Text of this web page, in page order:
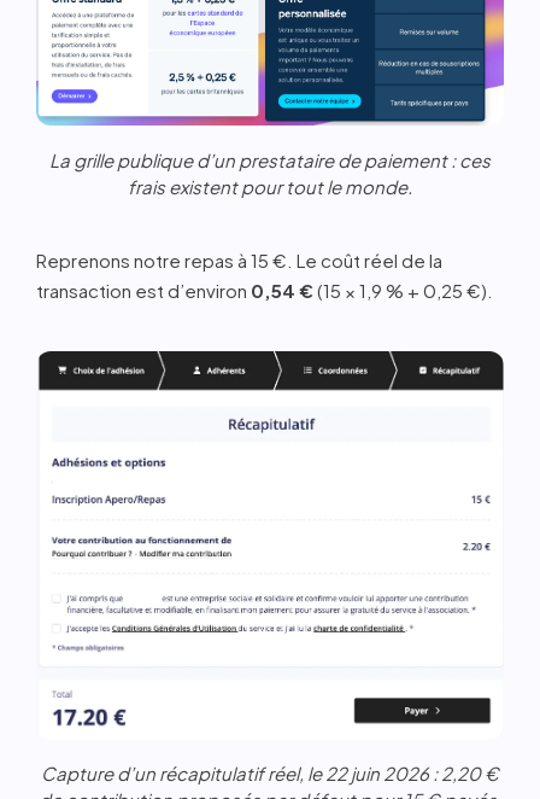
La grille publique d’un prestataire de paiement : ces
frais existent pour tout le monde.
Reprenons notre repas à 15 €. Le coût réel de la
transaction est d’environ 0,54 €(15 × 1,9 % + 0,25 €).
Capture d’un récapitulatif réel, le 22 juin 2026 : 2,20 €